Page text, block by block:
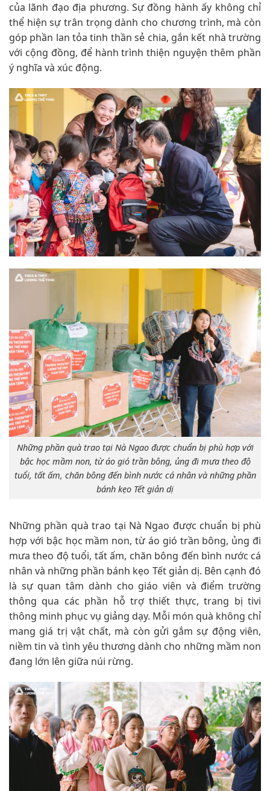
của lãnh đạo địa phương. Sự đồng hành ấy không chỉ
thể hiện sự trân trọng dành cho chương trình, mà còn
góp phần lan tỏa tinh thần sẻ chia, gắn kết nhà trường
với cộng đồng, để hành trình thiện nguyện thêm phần
ý nghĩa và xúc động.
Những phần quà trao tại Nà Ngao được chuẩn bị phù hợp với
bậc học mầm non, từ áo gió trần bông, ủng đi mưa theo độ
tuổi, tất ấm, chăn bông đến bình nước cá nhân và những phần
bánh kẹo Tết giản dị
Những phần quà trao tại Nà Ngao được chuẩn bị phù
hợp với bậc học mầm non, từ áo gió trần bông, ủng đi
mưa theo độ tuổi, tất ấm, chăn bông đến bình nước cá
nhân và những phần bánh kẹo Tết giản dị. Bên cạnh đó
là sự quan tâm dành cho giáo viên và điểm trường
thông qua các phần hỗ trợ thiết thực, trang bị tivi
thông minh phục vụ giảng dạy. Mỗi món quà không chỉ
mang giá trị vật chất, mà còn gửi gắm sự động viên,
niềm tin và tình yêu thương dành cho những mầm non
đang lớn lên giữa núi rừng.